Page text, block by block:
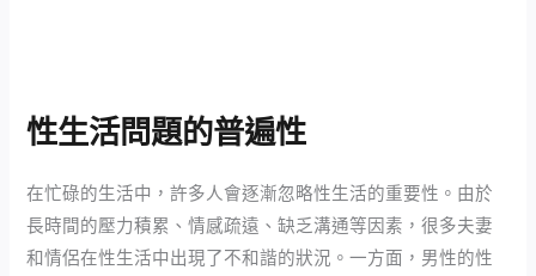
性生活問題的普遍性
在忙碌的生活中，許多人會逐漸忽略性生活的重要性。由於
長時間的壓力積累、情感疏遠、缺乏溝通等因素，很多夫妻
和情侶在性生活中出現了不和諧的狀況。一方面，男性的性